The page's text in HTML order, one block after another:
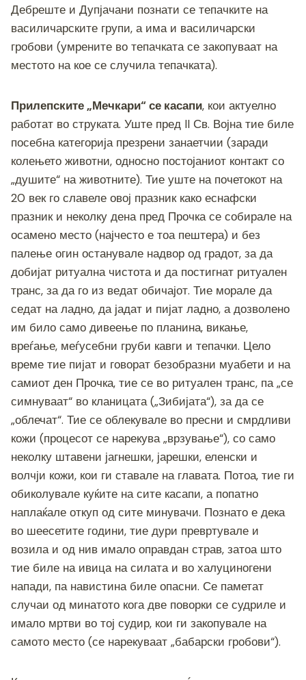
Дебреште и Дупјачани познати се тепачките на
василичарските групи, а има и василичарски
гробови (умрените во тепачката се закопуваат на
местото на кое се случила тепачката).
Прилепските „Мечкари“ се касапи, кои актуелно
работат во струката. Уште пред II Св. Војна тие биле
посебна категорија презрени занаетчии (заради
колењето животни, односно постојаниот контакт со
„душите“ на животните). Тие уште на почетокот на
20 век го славеле овој празник како еснафски
празник и неколку дена пред Прочка се собирале на
осамено место (најчесто е тоа пештера) и без
палење огин останувале надвор од градот, за да
добијат ритуална чистота и да постигнат ритуален
транс, за да го из ведат обичајот. Тие морале да
седат на ладно, да јадат и пијат ладно, а дозволено
им било само дивеење по планина, викање,
вреѓање, меѓусебни груби кавги и тепачки. Цело
време тие пијат и говорат безобразни муабети и на
самиот ден Прочка, тие се во ритуален транс, па „се
симнуваат“ во кланицата („Зибијата“), за да се
„облечат“. Тие се облекувале во пресни и смрдливи
кожи (процесот се нарекува „врзување“), со само
неколку штавени јагнешки, јарешки, еленски и
волчји кожи, кои ги ставале на главата. Потоа, тие ги
обиколувале куќите на сите касапи, а попатно
наплаќале откуп од сите минувачи. Познато е дека
во шеесетите години, тие дури превртувале и
возила и од нив имало оправдан страв, затоа што
тие биле на ивица на силата и во халуциногени
напади, па навистина биле опасни. Се паметат
случаи од минатото кога две поворки се судриле и
имало мртви во тој судир, кои ги закопувале на
самото место (се нарекуваат „бабарски гробови“).